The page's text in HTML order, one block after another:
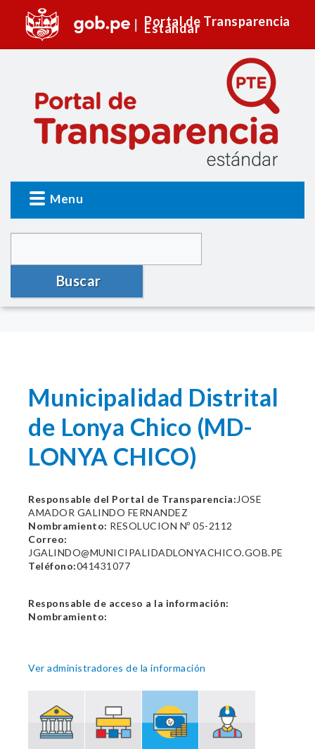
Portal de Transparencia
Estándar
Menu
Buscar
Municipalidad Distrital
de Lonya Chico (MD-
LONYA CHICO)
Responsable del Portal de Transparencia: JOSE
AMADOR GALINDO FERNANDEZ
Nombramiento: RESOLUCION Nº 05-2112
Correo:
JGALINDO@MUNICIPALIDADLONYACHICO.GOB.PE
Teléfono:041431077
Responsable de acceso a la información:
Nombramiento:
Ver administradores de la información